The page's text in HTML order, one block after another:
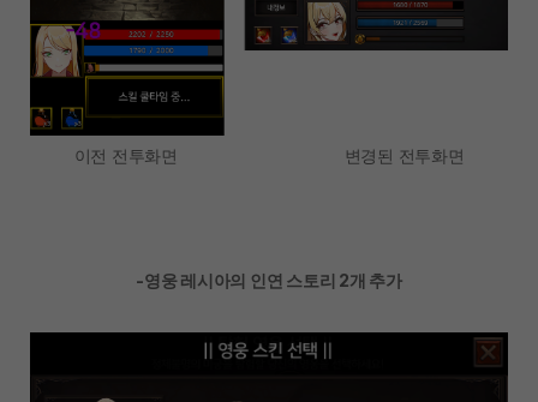
이전 전투화면 변경된 전투화면
-영웅 레시아의 인연 스토리 2개 추가